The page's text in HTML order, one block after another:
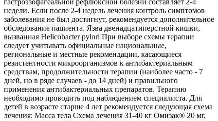
недели. Если после 2-4 недель лечения контроль симптомов
заболевания не был достигнут, рекомендуется дополнительное
обследование пациента. Язва двенадцатиперстной кишки,
вызванная Helicobacter pylori При выборе схемы терапии
следует учитывать официальные национальные,
региональные и местные рекомендации, касающиеся
резистентности микроорганизмов к антибактериальным
средствам, продолжительности терапии (наиболее часто - 7
дней, но в ряде случаев - до 14 дней) и правильного
применения антибактериальных препаратов. Терапию
необходимо проводить под наблюдением специалиста. Для
детей в возрасте старше 4 лет рекомендуется следующая схема
лечения: Масса тела Схема лечения 31-40 кг Омизак® 20 мг,